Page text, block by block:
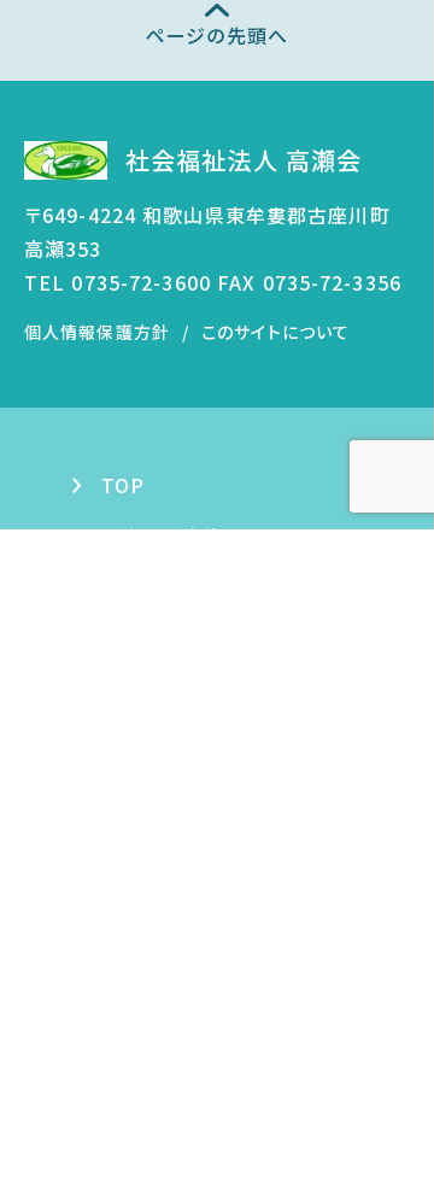
社会福祉法人 高瀬会
〒649-4224 和歌山県東牟婁郡古座川町
高瀬353
TEL 0735-72-3600 FAX 0735-72-3356
個人情報保護方針 このサイトについて
TOP
古座川町高瀬